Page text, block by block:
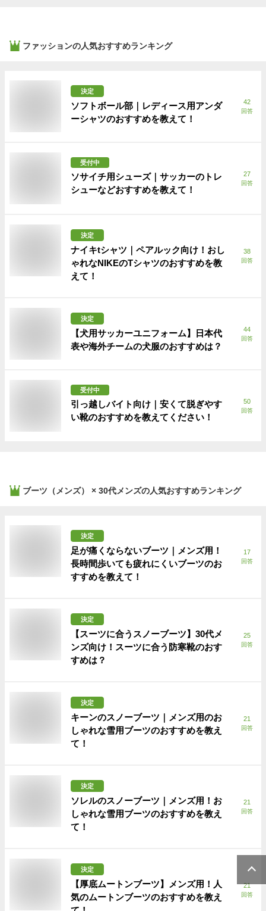
ファッションの人気おすすめランキング
決定
ソフトボール部｜レディース用アンダ
ーシャツのおすすめを教えて！
42
回答
受付中
ソサイチ用シューズ｜サッカーのトレ
シューなどおすすめを教えて！
27
回答
決定
ナイキtシャツ｜ペアルック向け！おし
ゃれなNIKEのTシャツのおすすめを教
えて！
38
回答
決定
【犬用サッカーユニフォーム】日本代
表や海外チームの犬服のおすすめは？
44
回答
受付中
引っ越しバイト向け｜安くて脱ぎやす
い靴のおすすめを教えてください！
50
回答
ブーツ（メンズ） × 30代メンズの人気おすすめランキング
決定
足が痛くならないブーツ｜メンズ用！
長時間歩いても疲れにくいブーツのお
すすめを教えて！
17
回答
決定
【スーツに合うスノーブーツ】30代メ
ンズ向け！スーツに合う防寒靴のおす
すめは？
25
回答
決定
キーンのスノーブーツ｜メンズ用のお
しゃれな雪用ブーツのおすすめを教え
て！
21
回答
決定
ソレルのスノーブーツ｜メンズ用！お
しゃれな雪用ブーツのおすすめを教え
て！
21
回答
決定
【厚底ムートンブーツ】メンズ用！人
気のムートンブーツのおすすめを教え
21
回答